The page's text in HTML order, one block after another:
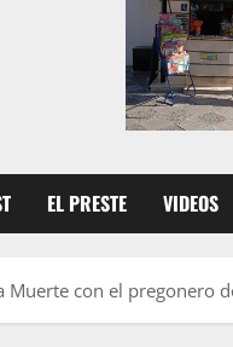
EL PRESTE VIDEOS
con el pregonero